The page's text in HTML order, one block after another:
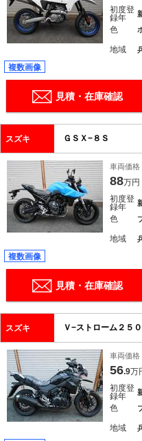
初度登
録年
色
地域
複数画像
見積・在庫確認
スズキ ＧＳＸ−８Ｓ
車両価格
88万円
初度登
録年
色
地域
複数画像
見積・在庫確認
スズキ Ｖ−ストローム２５
車両価格
56.9万
初度登
録年
色
地域